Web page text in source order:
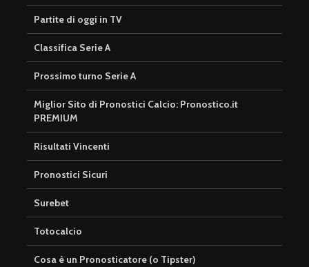
Partite di oggi in TV
Classifica Serie A
Prossimo turno Serie A
Miglior Sito di Pronostici Calcio: Pronostico.it
PREMIUM
Risultati Vincenti
Pronostici Sicuri
Surebet
Totocalcio
Cosa è un Pronosticatore (o Tipster)